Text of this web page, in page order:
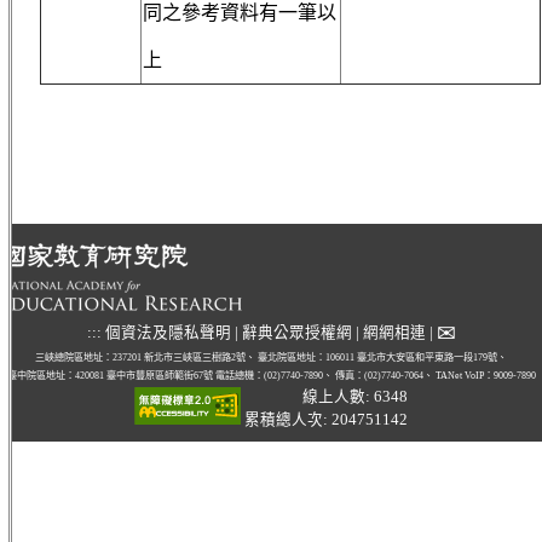
同之參考資料有一筆以
上
::: 個資法及隱私聲明 | 辭典公眾授權網 | 網網相連 | ✉
三峽總院區地址：237201 新北市三峽區三樹路2號、 臺北院區地址：106011 臺北市大安區和平東路一段179號、
臺中院區地址：420081 臺中市豐原區師範街67號 電話總機：(02)7740-7890、 傳真：(02)7740-7064、 TANet VoIP：9009-7890
線上人數: 6348
累積總人次: 204751142